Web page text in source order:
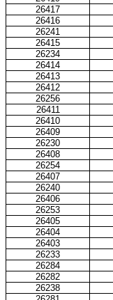
26417
26416
26241
26415
26234
26414
26413
26412
26256
26411
26410
26409
26230
26408
26254
26407
26240
26406
26253
26405
26404
26403
26233
26284
26282
26238